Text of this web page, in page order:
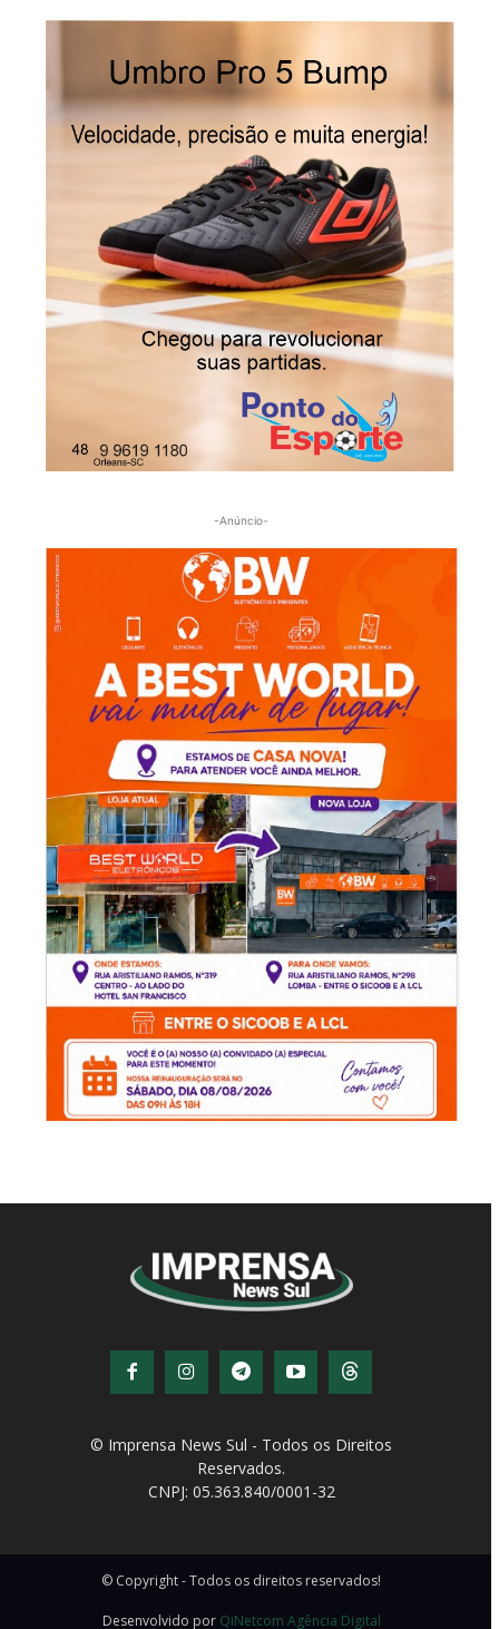
-Anúncio-
© Imprensa News Sul - Todos os Direitos
Reservados.
CNPJ: 05.363.840/0001-32
© Copyright - Todos os direitos reservados!
Desenvolvido por QiNetcom Agência Digital